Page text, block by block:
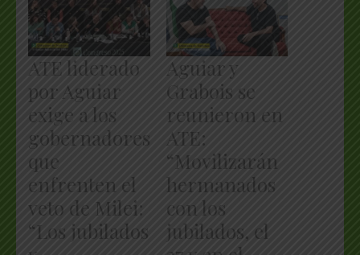
ATE liderado
por Aguiar
exige a los
gobernadores
que
enfrenten el
veto de Milei:
“Los jubilados
Aguiar y
Grabois se
reunieron en
ATE:
“Movilizarán
hermanados
con los
jubilados, el